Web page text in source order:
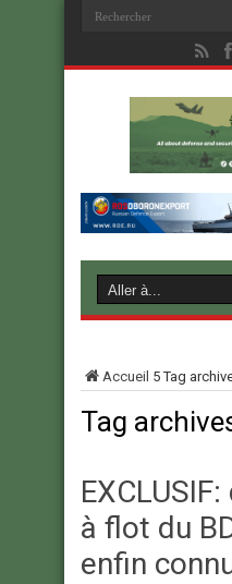
Accueil 5Tag
Tag
à flot du
enfin